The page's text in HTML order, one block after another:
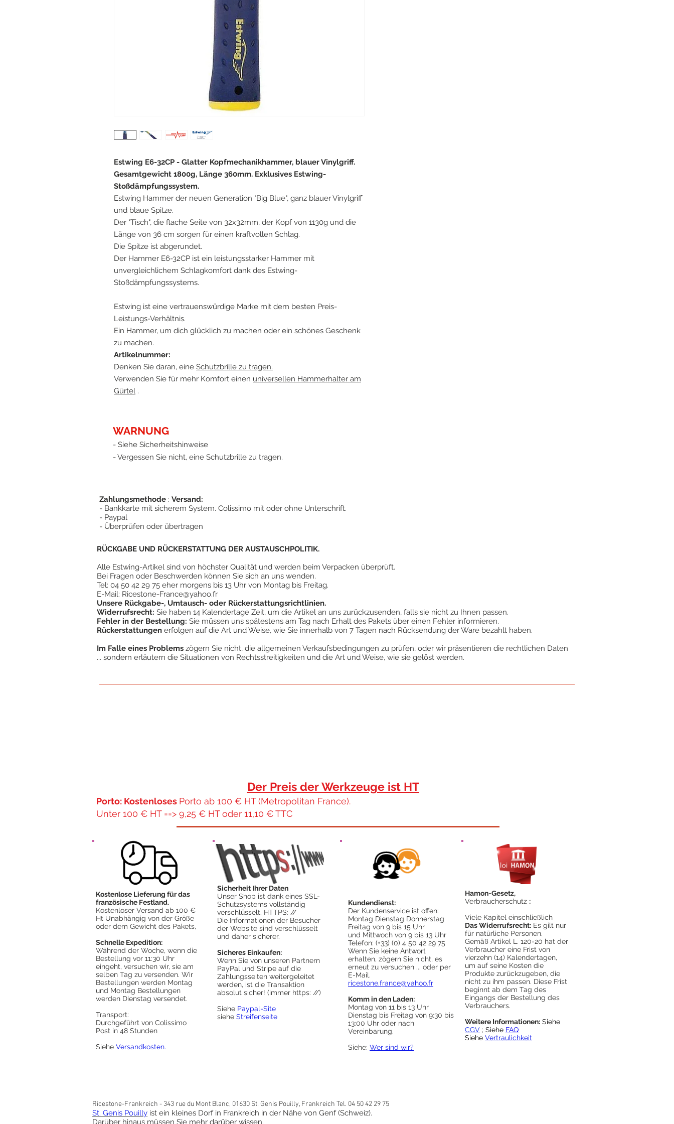
Estwing E6-32CP - Glatter Kopfmechanikhammer, blauer Vinylgriff.
Gesamtgewicht 1800g, Länge 360mm. Exklusives Estwing-
Stoßdämpfungssystem.
Estwing Hammer der neuen Generation "Big Blue", ganz blauer Vinylgriff
und blaue Spitze.
Der "Tisch", die flache Seite von 32x32mm, der Kopf von 1130g und die
Länge von 36 cm sorgen für einen kraftvollen Schlag.
Die Spitze ist abgerundet.
Der Hammer E6-32CP ist ein leistungsstarker Hammer mit
unvergleichlichem Schlagkomfort dank des Estwing-
Stoßdämpfungssystems.
Estwing ist eine vertrauenswürdige Marke mit dem besten Preis-
Leistungs-Verhältnis.
Ein Hammer, um dich glücklich zu machen oder ein schönes Geschenk
zu machen.
Artikelnummer:
Denken Sie daran, eine Schutzbrille zu tragen.
Verwenden Sie für mehr Komfort einen universellen Hammerhalter am
Gürtel .
WARNUNG
- Siehe Sicherheitshinweise
- Vergessen Sie nicht, eine Schutzbrille zu tragen.
Zahlungsmethode : Versand:
- Bankkarte mit sicherem System. Colissimo mit oder ohne Unterschrift.
- Paypal
- Überprüfen oder übertragen
RÜCKGABE UND RÜCKERSTATTUNG DER AUSTAUSCHPOLITIK.
Alle Estwing-Artikel sind von höchster Qualität und werden beim Verpacken überprüft.
Bei Fragen oder Beschwerden können Sie sich an uns wenden.
Tel: 04 50 42 29 75 eher morgens bis 13 Uhr von Montag bis Freitag.
E-Mail: Ricestone-France@yahoo.fr
Unsere Rückgabe-, Umtausch- oder Rückerstattungsrichtlinien.
Widerrufsrecht: Sie haben 14 Kalendertage Zeit, um die Artikel an uns zurückzusenden, falls sie nicht zu Ihnen passen.
Fehler in der Bestellung: Sie müssen uns spätestens am Tag nach Erhalt des Pakets über einen Fehler informieren.
Rückerstattungen erfolgen auf die Art und Weise, wie Sie innerhalb von 7 Tagen nach Rücksendung der Ware bezahlt haben.
Im Falle eines Problems zögern Sie nicht, die allgemeinen Verkaufsbedingungen zu prüfen, oder wir präsentieren die rechtlichen Daten
... sondern erläutern die Situationen von Rechtsstreitigkeiten und die Art und Weise, wie sie gelöst werden.
Der Preis der Werkzeuge ist HT
Porto: Kostenloses Porto ab 100 € HT (Metropolitan France).
Unter 100 € HT ==> 9,25 € HT oder 11,10 € TTC
Kostenlose Lieferung für das
französische Festland.
Kostenloser Versand ab 100 €
Ht Unabhängig von der Größe
oder dem Gewicht des Pakets,
Schnelle Expedition:
Während der Woche, wenn die
Bestellung vor 11:30 Uhr
eingeht, versuchen wir, sie am
selben Tag zu versenden. Wir
Bestellungen werden Montag
und Montag Bestellungen
werden Dienstag versendet.
Transport:
Durchgeführt von Colissimo
Post in 48 Stunden
Siehe Versandkosten.
Sicherheit Ihrer Daten
Unser Shop ist dank eines SSL-
Schutzsystems vollständig
verschlüsselt. HTTPS: //
Die Informationen der Besucher
der Website sind verschlüsselt
und daher sicherer.
Sicheres Einkaufen:
Wenn Sie von unseren Partnern
PayPal und Stripe auf die
Zahlungsseiten weitergeleitet
werden, ist die Transaktion
absolut sicher! (immer https: //)
Siehe Paypal-Site
siehe Streifenseite
Kundendienst:
Der Kundenservice ist offen:
Montag Dienstag Donnerstag
Freitag von 9 bis 15 Uhr
und Mittwoch von 9 bis 13 Uhr
Telefon: (+33) (0) 4 50 42 29 75
Wenn Sie keine Antwort
erhalten, zögern Sie nicht, es
erneut zu versuchen ... oder per
E-Mail.
ricestone.france@yahoo.fr
Komm in den Laden:
Montag von 11 bis 13 Uhr
Dienstag bis Freitag von 9:30 bis
13:00 Uhr oder nach
Vereinbarung.
Siehe: Wer sind wir?
Hamon-Gesetz,
Verbraucherschutz :
Viele Kapitel einschließlich
Das Widerrufsrecht: Es gilt nur
für natürliche Personen.
Gemäß Artikel L. 120-20 hat der
Verbraucher eine Frist von
vierzehn (14) Kalendertagen,
um auf seine Kosten die
Produkte zurückzugeben, die
nicht zu ihm passen. Diese Frist
beginnt ab dem Tag des
Eingangs der Bestellung des
Verbrauchers.
Weitere Informationen: Siehe
CGV ; Siehe FAQ
Siehe Vertraulichkeit
Ricestone-Frankreich - 343 rue du Mont Blanc, 01630 St. Genis Pouilly, Frankreich Tel. 04 50 42 29 75
St. Genis Pouilly ist ein kleines Dorf in Frankreich in der Nähe von Genf (Schweiz).
Darüber hinaus müssen Sie mehr darüber wissen.